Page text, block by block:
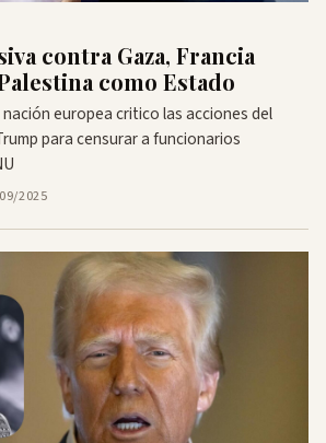
contra Gaza, Francia
como Estado
nación europea critico las acciones del
para censurar a funcionarios
2025